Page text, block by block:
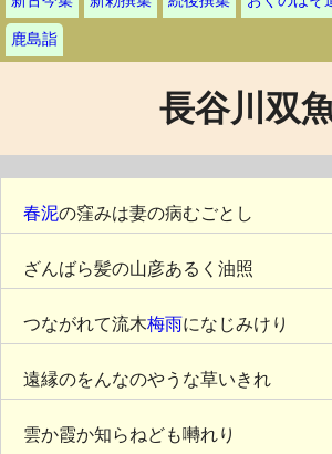
鹿島詣
長谷川双
春泥の窪みは妻の病むごとし
ざんばら髪の山彦あるく油照
つながれて流木梅雨になじみけり
遠縁のをんなのやうな草いきれ
雲か霞か知らねども囀れり